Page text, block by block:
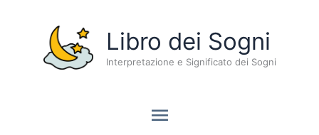
contenuto
Libro dei Sogni
Interpretazione e Significato dei Sogni
Menu
principale